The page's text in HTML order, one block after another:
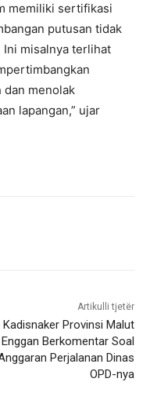
memiliki sertifikasi
putusan tidak
misalnya terlihat
dan menolak
lapangan,” ujar
Artikulli tjetër
Kadisnaker Provinsi Malut
Enggan Berkomentar Soal
Perjalanan Dinas
OPD-nya